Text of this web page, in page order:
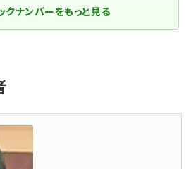
クナンバーをもっと見る